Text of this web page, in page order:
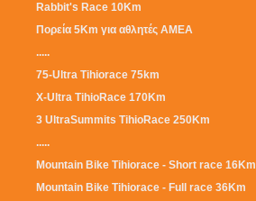
Rabbit's Race 10Km
Πορεία 5Km για αθλητές ΑΜΕΑ
.....
75-Ultra Tihiorace 75km
X-Ultra TihioRace 170Km
3 UltraSummits TihioRace 250Km
.....
Mountain Bike Tihiorace - Short race 16Km
Mountain Bike Tihiorace - Full race 36Km